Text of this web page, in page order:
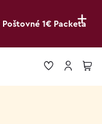
+
Poštovné 1€ Packeta